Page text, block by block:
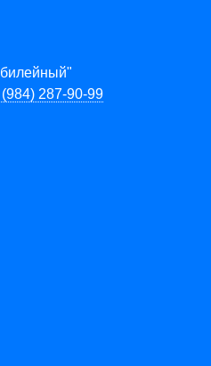
287-90-99